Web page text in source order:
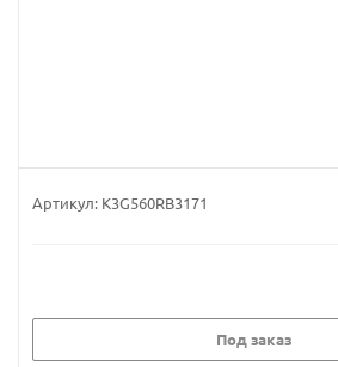
Артикул: K3G560RB3171
Под заказ